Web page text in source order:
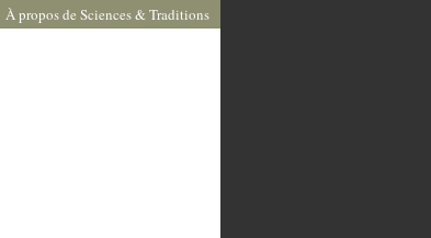
À propos de Sciences & Traditions